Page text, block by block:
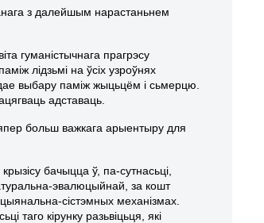
з далейшым нарастаньнем
гуманістычнага прагрэсу
лідзьмі на ўсіх узроўнях
выбару паміж жыцьцём і сьмерцю.
адставаць.
больш важкага арыентыру для
бачыцца ў, па-сутнасьці,
эвалюцыйнай, за кошт
сістэмных механізмах.
таго кірунку разьвіцьця, які